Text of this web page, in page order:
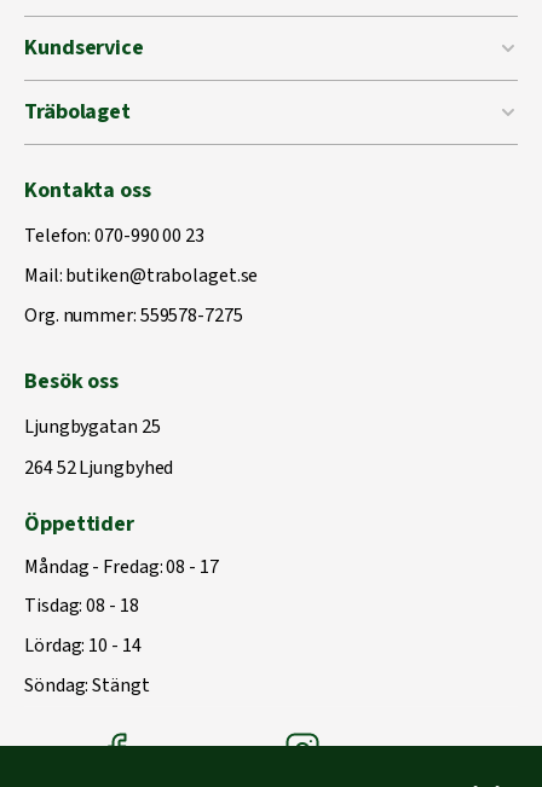
Kundservice
Träbolaget
Kontakta oss
Telefon:070-990 00 23
Mail:butiken@trabolaget.se
Org. nummer: 559578-7275
Besök oss
Ljungbygatan 25
264 52 Ljungbyhed
Öppettider
Måndag - Fredag: 08 - 17
Tisdag: 08 - 18
Lördag: 10 - 14
Söndag: Stängt